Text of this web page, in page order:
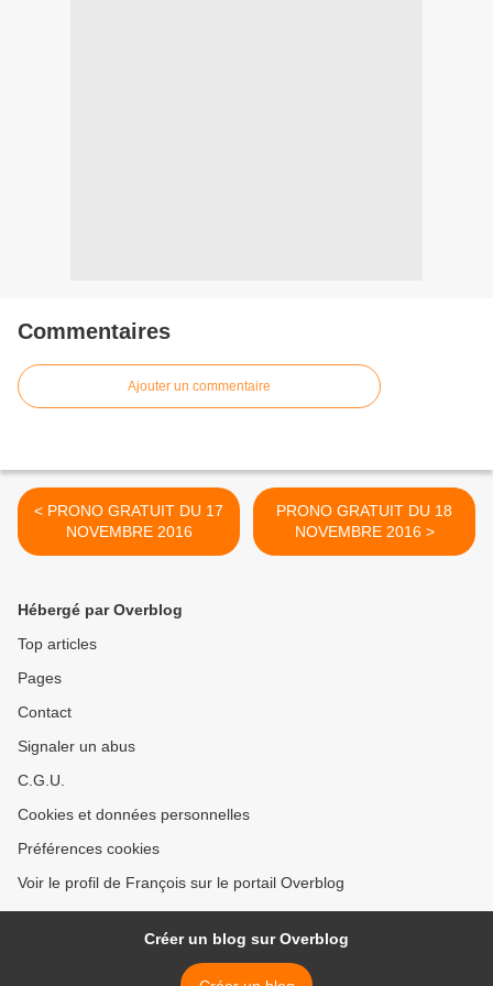
Commentaires
Ajouter un commentaire
< PRONO GRATUIT DU 17
NOVEMBRE 2016
PRONO GRATUIT DU 18
NOVEMBRE 2016 >
Hébergé par Overblog
Top articles
Pages
Contact
Signaler un abus
C.G.U.
Cookies et données personnelles
Préférences cookies
Voir le profil de François sur le portail Overblog
Créer un blog sur Overblog